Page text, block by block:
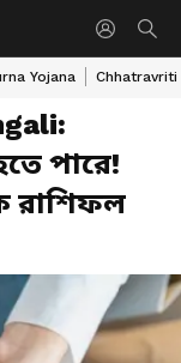
Yojana Chhatravriti
পারে!
রাশিফল